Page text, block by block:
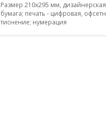
Размер 210х295 мм, дизайнерская
бумага; печать - цифровая,
тиснение; нумерация